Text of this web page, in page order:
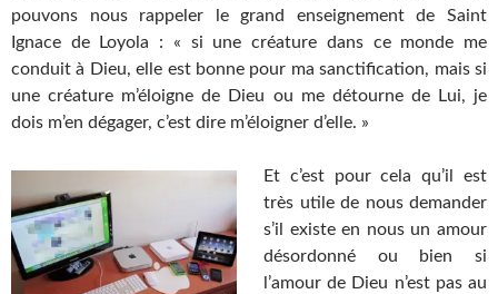
pouvons nous rappeler le grand enseignement de Saint
Ignace de Loyola : « si une créature dans ce monde me
conduit à Dieu, elle est bonne pour ma sanctification, mais si
une créature m’éloigne de Dieu ou me détourne de Lui, je
dois m’en dégager, c’est dire m’éloigner d’elle. »
Et c’est pour cela qu’il est
très utile de nous demander
s’il existe en nous un amour
désordonné ou bien si
l’amour de Dieu n’est pas au